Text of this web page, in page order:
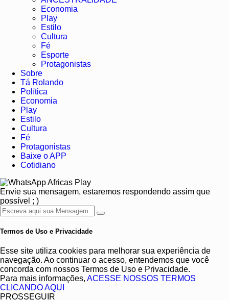
Economia
Play
Estilo
Cultura
Fé
Esporte
Protagonistas
Sobre
Tá Rolando
Política
Economia
Play
Estilo
Cultura
Fé
Protagonistas
Baixe o APP
Cotidiano
Africas Play
Envie sua mensagem, estaremos respondendo assim que
possível ; )
Termos de Uso e Privacidade
Esse site utiliza cookies para melhorar sua experiência de
navegação. Ao continuar o acesso, entendemos que você
concorda com nossos Termos de Uso e Privacidade.
Para mais informações, ACESSE NOSSOS TERMOS
CLICANDO AQUI
PROSSEGUIR